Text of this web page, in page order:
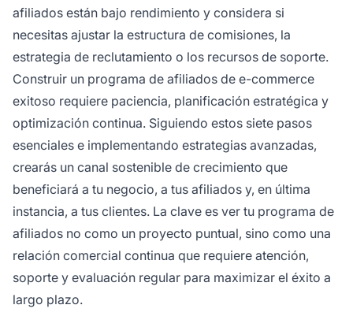
afiliados están bajo rendimiento y considera si
necesitas ajustar la estructura de comisiones, la
estrategia de reclutamiento o los recursos de soporte.
Construir un programa de afiliados de e-commerce
exitoso requiere paciencia, planificación estratégica y
optimización continua. Siguiendo estos siete pasos
esenciales e implementando estrategias avanzadas,
crearás un canal sostenible de crecimiento que
beneficiará a tu negocio, a tus afiliados y, en última
instancia, a tus clientes. La clave es ver tu programa de
afiliados no como un proyecto puntual, sino como una
relación comercial continua que requiere atención,
soporte y evaluación regular para maximizar el éxito a
largo plazo.